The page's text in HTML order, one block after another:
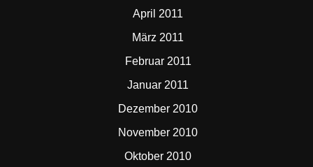
April 2011
März 2011
Februar 2011
Januar 2011
Dezember 2010
November 2010
Oktober 2010